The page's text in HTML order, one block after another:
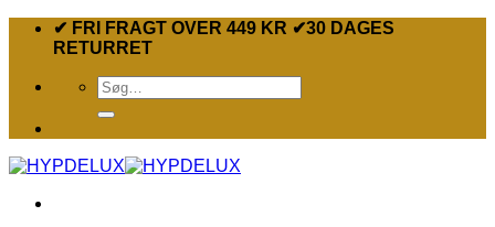
Fortsæt✔ FRI FRAGT OVER 449 KR ✔30 DAGES
RETURRET
Søg
efter: